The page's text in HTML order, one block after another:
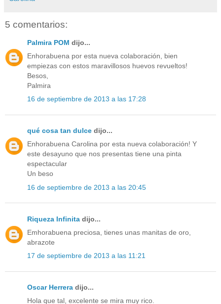
5 comentarios:
Palmira POM dijo...
Enhorabuena por esta nueva colaboración, bien
empiezas con estos maravillosos huevos revueltos!
Besos,
Palmira
16 de septiembre de 2013 a las 17:28
qué cosa tan dulce dijo...
Enhorabuena Carolina por esta nueva colaboración! Y
este desayuno que nos presentas tiene una pinta
espectacular
Un beso
16 de septiembre de 2013 a las 20:45
Riqueza Infinita dijo...
Emhorabuena preciosa, tienes unas manitas de oro,
abrazote
17 de septiembre de 2013 a las 11:21
Oscar Herrera dijo...
Hola que tal, excelente se mira muy rico.